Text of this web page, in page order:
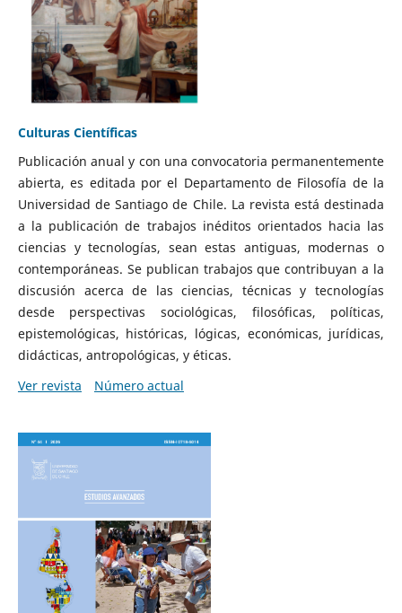
Culturas Científicas
Publicación anual y con una convocatoria permanentemente
abierta, es editada por el Departamento de Filosofía de la
Universidad de Santiago de Chile. La revista está destinada
a la publicación de trabajos inéditos orientados hacia las
ciencias y tecnologías, sean estas antiguas, modernas o
contemporáneas. Se publican trabajos que contribuyan a la
discusión acerca de las ciencias, técnicas y tecnologías
desde perspectivas sociológicas, filosóficas, políticas,
epistemológicas, históricas, lógicas, económicas, jurídicas,
didácticas, antropológicas, y éticas.
Ver revista
Número actual